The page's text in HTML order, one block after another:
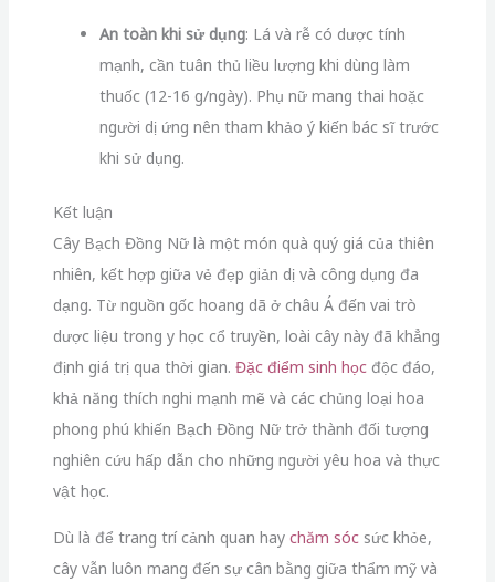
An toàn khi sử dụng: Lá và rễ có dược tính
mạnh, cần tuân thủ liều lượng khi dùng làm
thuốc (12-16 g/ngày). Phụ nữ mang thai hoặc
người dị ứng nên tham khảo ý kiến bác sĩ trước
khi sử dụng.
Kết luận
Cây Bạch Đồng Nữ là một món quà quý giá của thiên
nhiên, kết hợp giữa vẻ đẹp giản dị và công dụng đa
dạng. Từ nguồn gốc hoang dã ở châu Á đến vai trò
dược liệu trong y học cổ truyền, loài cây này đã khẳng
định giá trị qua thời gian. Đặc điểm sinh họcđộc đáo,
khả năng thích nghi mạnh mẽ và các chủng loại hoa
phong phú khiến Bạch Đồng Nữ trở thành đối tượng
nghiên cứu hấp dẫn cho những người yêu hoa và thực
vật học.
Dù là để trang trí cảnh quan hay chăm sócsức khỏe,
cây vẫn luôn mang đến sự cân bằng giữa thẩm mỹ và